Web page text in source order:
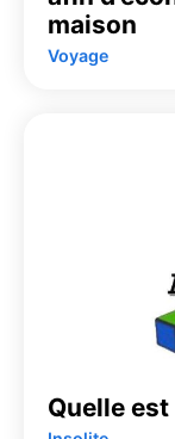
maison
Voyage
Quelle